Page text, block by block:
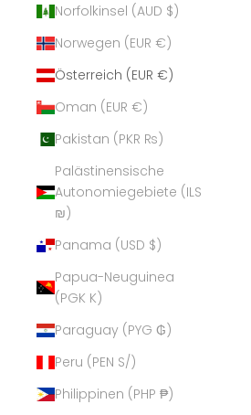
Norfolkinsel (AUD $)
Norwegen (EUR €)
Österreich (EUR €)
Oman (EUR €)
Pakistan (PKR ₨)
Palästinensische
Autonomiegebiete (ILS
₪)
Panama (USD $)
Papua-Neuguinea
(PGK K)
Paraguay (PYG ₲)
Peru (PEN S/)
Philippinen (PHP ₱)